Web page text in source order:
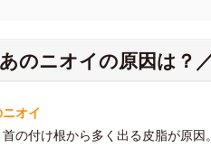
のニオイの原因は？
オイ
の付け根から多く出る皮脂が原因